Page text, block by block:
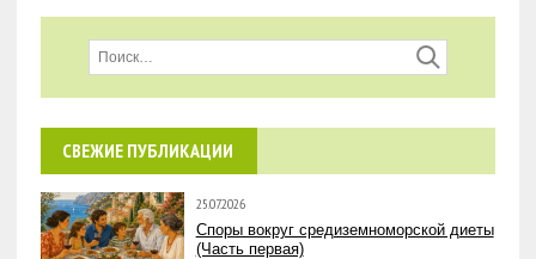
СВЕЖИЕ ПУБЛИКАЦИИ
25.07.2026
Споры вокруг средиземноморской диеты
(Часть первая)